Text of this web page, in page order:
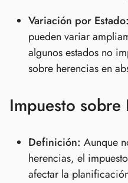
Variación por Estado:
pueden variar
algunos estados no
sobre herencias en
Impuesto sobre
Definición: Aunque
herencias, el
afectar la